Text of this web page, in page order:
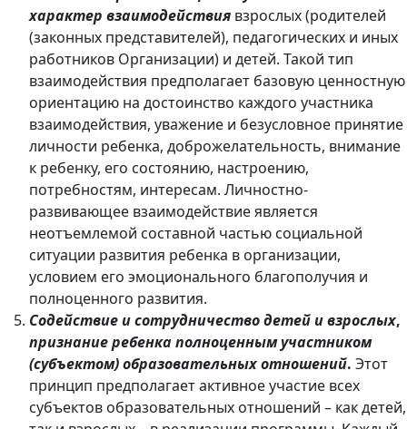
характер взаимодействия взрослых (родителей
(законных представителей), педагогических и иных
работников Организации) и детей. Такой тип
взаимодействия предполагает базовую ценностную
ориентацию на достоинство каждого участника
взаимодействия, уважение и безусловное принятие
личности ребенка, доброжелательность, внимание
к ребенку, его состоянию, настроению,
потребностям, интересам. Личностно-
развивающее взаимодействие является
неотъемлемой составной частью социальной
ситуации развития ребенка в организации,
условием его эмоционального благополучия и
полноценного развития.
Содействие и сотрудничество детей и взрослых,
признание ребенка полноценным участником
(субъектом) образовательных отношений. Этот
принцип предполагает активное участие всех
субъектов образовательных отношений – как детей,